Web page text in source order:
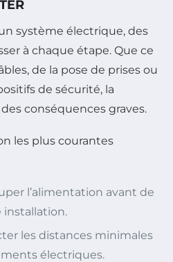
système électrique, des
à chaque étape. Que ce
de la pose de prises ou
de sécurité, la
conséquences graves.
les plus courantes
l’alimentation avant de
installation.
les distances minimales
électriques.